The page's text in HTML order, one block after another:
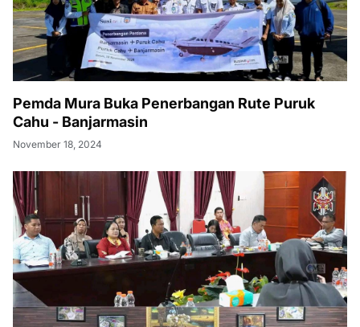
Pemda Mura Buka Penerbangan Rute Puruk
Cahu - Banjarmasin
November 18, 2024